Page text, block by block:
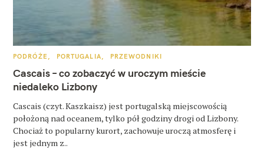
K
T
E
G
O
I
E
PODRÓŻE PORTUGALIA PRZEWODNIKI
Cascais – co zobaczyć w uroczym mieście
niedaleko Lizbony
Cascais (czyt. Kaszkaisz) jest portugalską miejscowością
położoną nad oceanem, tylko pół godziny drogi od Lizbony.
Chociaż to popularny kurort, zachowuje uroczą atmosferę i
jest jednym z..
a
j
: